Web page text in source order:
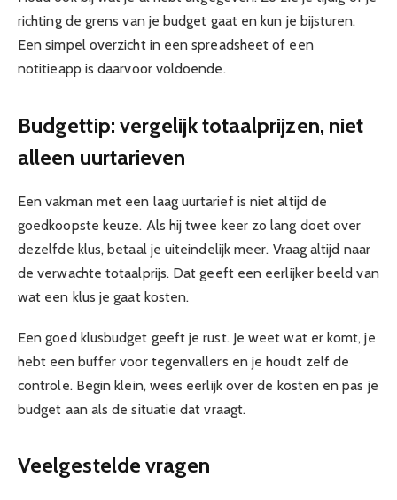
richting de grens van je budget gaat en kun je bijsturen.
Een simpel overzicht in een spreadsheet of een
notitieapp is daarvoor voldoende.
Budgettip: vergelijk totaalprijzen, niet
alleen uurtarieven
Een vakman met een laag uurtarief is niet altijd de
goedkoopste keuze. Als hij twee keer zo lang doet over
dezelfde klus, betaal je uiteindelijk meer. Vraag altijd naar
de verwachte totaalprijs. Dat geeft een eerlijker beeld van
wat een klus je gaat kosten.
Een goed klusbudget geeft je rust. Je weet wat er komt, je
hebt een buffer voor tegenvallers en je houdt zelf de
controle. Begin klein, wees eerlijk over de kosten en pas je
budget aan als de situatie dat vraagt.
Veelgestelde vragen